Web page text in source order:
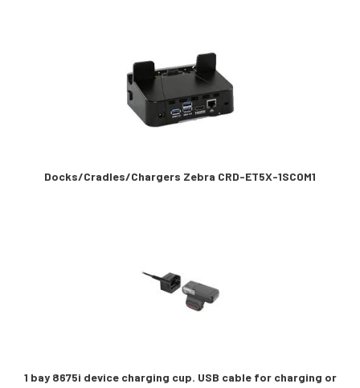
Docks/Cradles/Chargers Zebra CRD-ET5X-1SCOM1
1 bay 8675i device charging cup. USB cable for charging or